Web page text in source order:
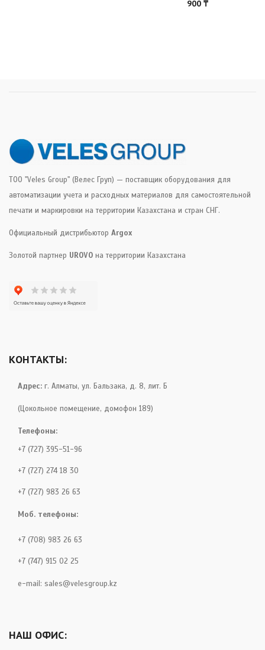
900 ₸
ТОО "Veles Group" (Велес Груп) — поставщик оборудования для
автоматизации учета и расходных материалов для самостоятельной
печати и маркировки на территории Казахстана и стран СНГ.
Официальный дистрибьютор Argox
Золотой партнер UROVO на территории Казахстана
КОНТАКТЫ:
Адрес: г. Алматы, ул. Бальзака, д. 8, лит. Б
(Цокольное помещение, домофон 189)
Телефоны:
+7 (727) 395-51-96
+7 (727) 274 18 30
+7 (727) 983 26 63
Моб. телефоны:
+7 (708) 983 26 63
+7 (747) 915 02 25
e-mail: sales@velesgroup.kz
НАШ ОФИС: